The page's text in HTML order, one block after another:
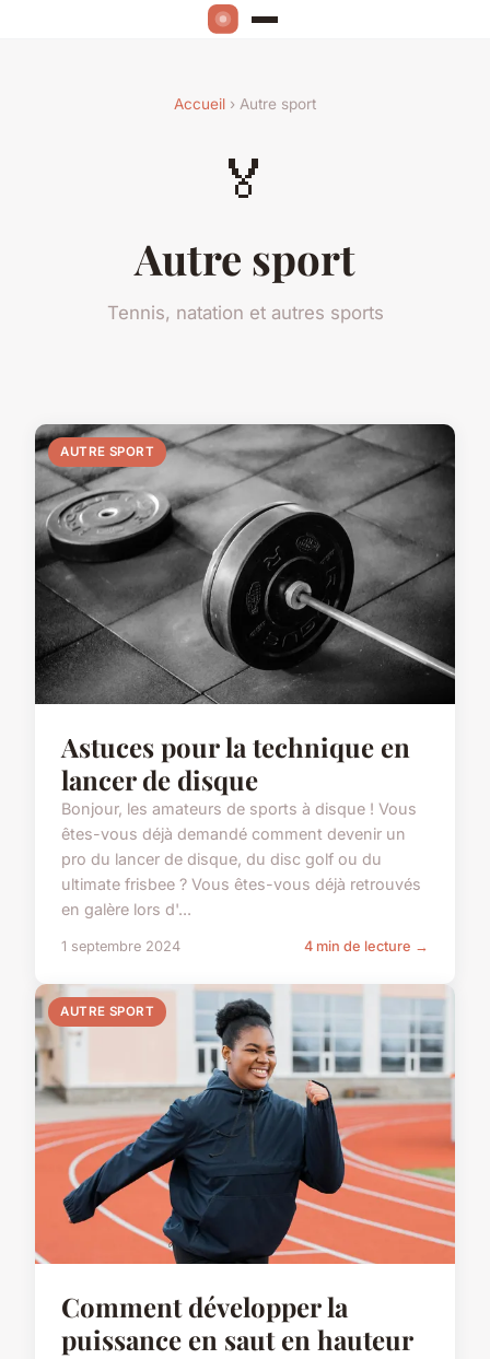
Accueil › Autre sport
🏅
Autre sport
Tennis, natation et autres sports
AUTRE SPORT
Astuces pour la technique en
lancer de disque
Bonjour, les amateurs de sports à disque ! Vous
êtes-vous déjà demandé comment devenir un
pro du lancer de disque, du disc golf ou du
ultimate frisbee ? Vous êtes-vous déjà retrouvés
en galère lors d'...
1 septembre 2024 4 min de lecture →
AUTRE SPORT
Comment développer la
puissance en saut en hauteur